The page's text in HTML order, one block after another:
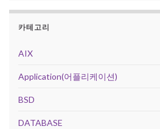
카테고리
AIX
Application(어플리케이션)
BSD
DATABASE